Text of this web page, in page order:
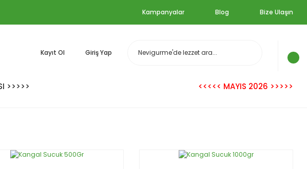
Kampanyalar Blog Bize Ulaşın
Kayıt Ol Giriş Yap
>>>>> <<<<< MAYIS 2026 >>>>>